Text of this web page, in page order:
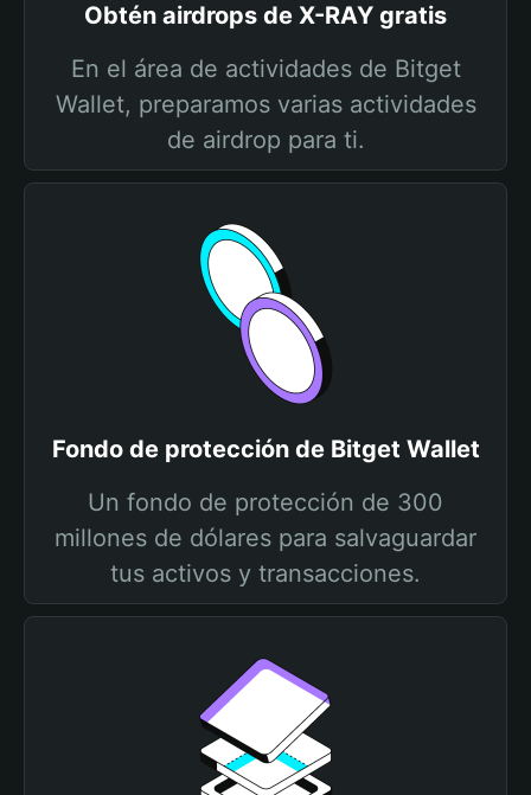
Obtén airdrops de X-RAY gratis
En el área de actividades de Bitget
Wallet, preparamos varias actividades
de airdrop para ti.
Fondo de protección de Bitget Wallet
Un fondo de protección de 300
millones de dólares para salvaguardar
tus activos y transacciones.